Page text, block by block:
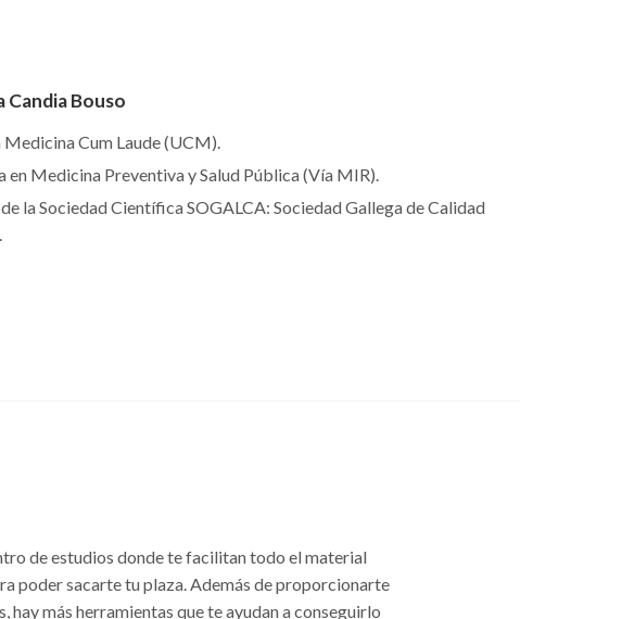
Candia Bouso
Cum Laude (UCM).
en Medicina Preventiva y Salud Pública (Vía MIR).
la Sociedad Científica SOGALCA: Sociedad Gallega de Calidad
de estudios donde te facilitan todo el material
poder sacarte tu plaza. Además de proporcionarte
hay más herramientas que te ayudan a conseguirlo